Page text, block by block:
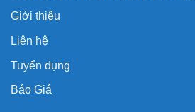
Giới thiệu
Liên hệ
Tuyển dụng
Báo Giá